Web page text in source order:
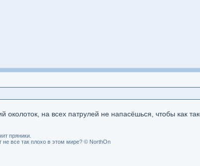
на всех патрулей не напасёшься, чтобы как
пряники.
все так плохо в этом мире? © NorthOn